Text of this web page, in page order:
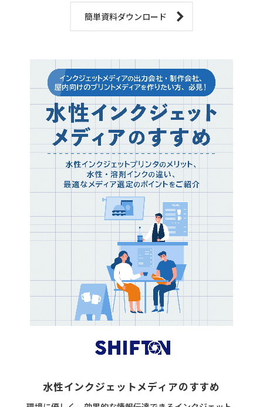
簡単資料ダウンロード
水性インクジェットメディアのすすめ